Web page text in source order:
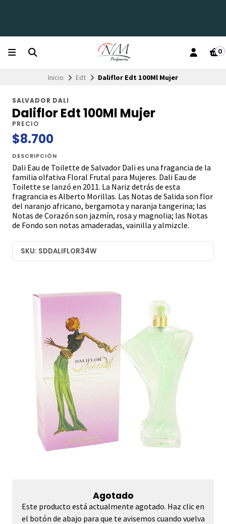
0
Inicio Edt Daliflor Edt 100Ml Mujer
SALVADOR DALI
Daliflor Edt 100Ml Mujer
PRECIO
$8.700
DESCRIPCIÓN
Dali Eau de Toilette de Salvador Dali es una fragancia de la
familia olfativa Floral Frutal para Mujeres. Dali Eau de
Toilette se lanzó en 2011. La Nariz detrás de esta
fragrancia es Alberto Morillas. Las Notas de Salida son flor
del naranjo africano, bergamota y naranja tangerina; las
Notas de Corazón son jazmín, rosa y magnolia; las Notas
de Fondo son notas amaderadas, vainilla y almizcle.
SKU: SDDALIFLOR34W
Agotado
Este producto está actualmente agotado. Haz clic en
el botón de abajo para que te avisemos cuando vuelva